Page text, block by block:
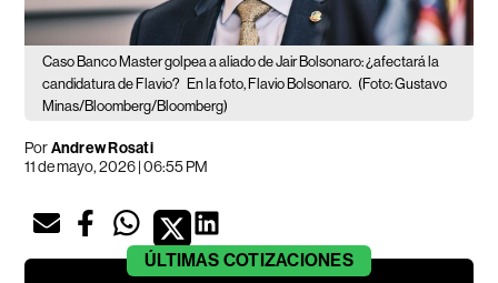
Caso Banco Master golpea a aliado de Jair Bolsonaro: ¿afectará la
candidatura de Flavio? En la foto, Flavio Bolsonaro. (Foto: Gustavo
Minas/Bloomberg/Bloomberg)
PorAndrew Rosati
11 de mayo, 2026 | 06:55 PM
ÚLTIMAS COTIZACIONES